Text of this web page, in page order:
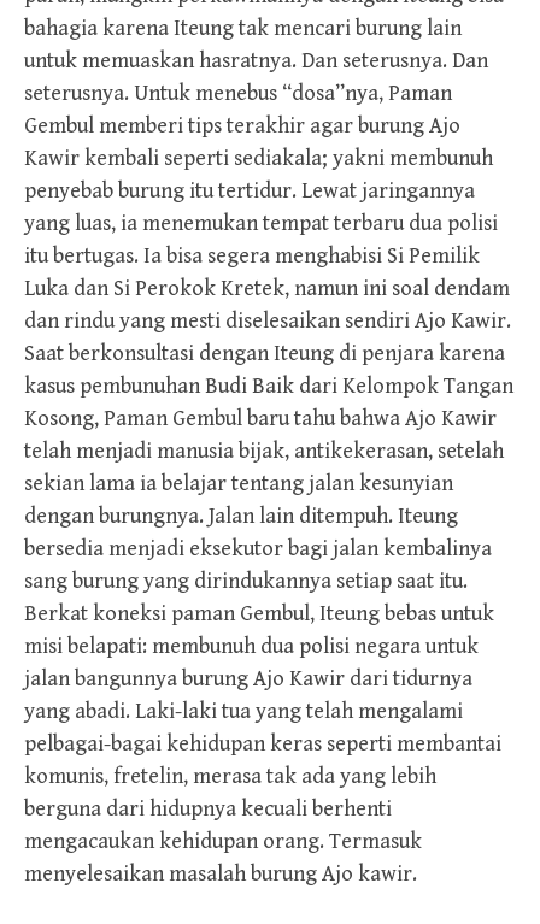
bahagia karena Iteung tak mencari burung lain
untuk memuaskan hasratnya. Dan seterusnya. Dan
seterusnya. Untuk menebus “dosa”nya, Paman
Gembul memberi tips terakhir agar burung Ajo
Kawir kembali seperti sediakala; yakni membunuh
penyebab burung itu tertidur. Lewat jaringannya
yang luas, ia menemukan tempat terbaru dua polisi
itu bertugas. Ia bisa segera menghabisi Si Pemilik
Luka dan Si Perokok Kretek, namun ini soal dendam
dan rindu yang mesti diselesaikan sendiri Ajo Kawir.
Saat berkonsultasi dengan Iteung di penjara karena
kasus pembunuhan Budi Baik dari Kelompok Tangan
Kosong, Paman Gembul baru tahu bahwa Ajo Kawir
telah menjadi manusia bijak, antikekerasan, setelah
sekian lama ia belajar tentang jalan kesunyian
dengan burungnya. Jalan lain ditempuh. Iteung
bersedia menjadi eksekutor bagi jalan kembalinya
sang burung yang dirindukannya setiap saat itu.
Berkat koneksi paman Gembul, Iteung bebas untuk
misi belapati: membunuh dua polisi negara untuk
jalan bangunnya burung Ajo Kawir dari tidurnya
yang abadi. Laki-laki tua yang telah mengalami
pelbagai-bagai kehidupan keras seperti membantai
komunis, fretelin, merasa tak ada yang lebih
berguna dari hidupnya kecuali berhenti
mengacaukan kehidupan orang. Termasuk
menyelesaikan masalah burung Ajo kawir.